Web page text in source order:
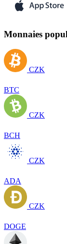
Monnaies
CZK
BTC
CZK
BCH
CZK
ADA
CZK
DOGE